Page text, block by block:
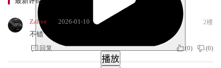
播放
Zalive 2026-01-10
2楼
不错
回复
(0) (0)